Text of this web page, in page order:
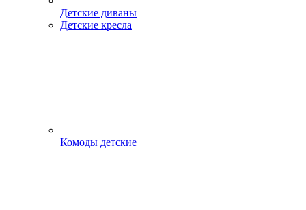
Детские диваны
Детские кресла
Комоды детские